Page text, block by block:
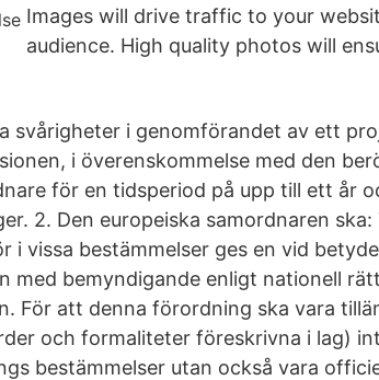
Images will drive traffic to your
audience. High quality photos will
svårigheter i genomförandet av ett
i överenskommelse med den
för en tidsperiod på upp till ett år
2. Den europeiska samordnaren
vissa bestämmelser ges en vid
med bemyndigande enligt nationell
För att denna förordning ska vara
och formaliteter föreskrivna i lag)
bestämmelser utan också vara